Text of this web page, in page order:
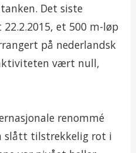
Det siste
et 500 m-løp
på nederlandsk
vært null,
renommé
slått tilstrekkelig rot i